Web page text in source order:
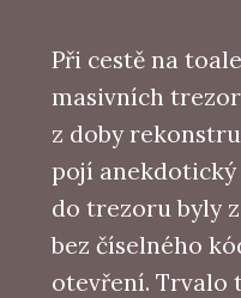
Při cestě na
masivních
z doby
pojí anekdotický
do trezoru byly
bez číselného
otevření. Trvalo